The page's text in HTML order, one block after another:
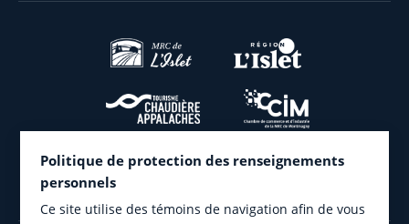
Politique de protection des renseignements
personnels
Ce site utilise des témoins de navigation afin de vous